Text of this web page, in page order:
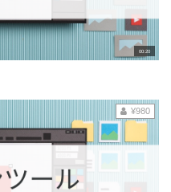
00:20
¥980